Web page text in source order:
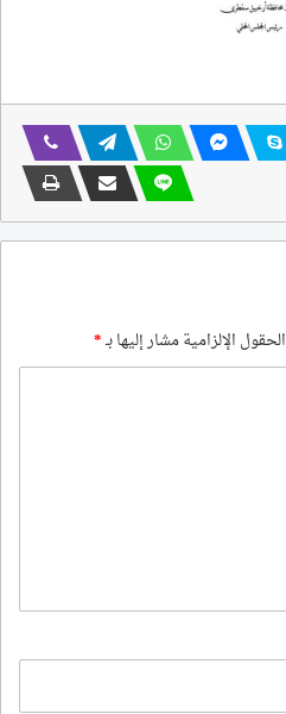
الحقول الإلزامية مشار إليها بـ*